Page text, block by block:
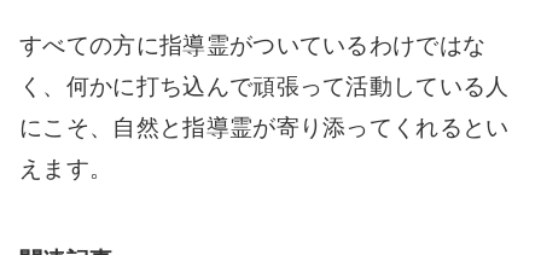
すべての方に指導霊がついているわけではな
く、何かに打ち込んで頑張って活動している人
にこそ、自然と指導霊が寄り添ってくれるとい
えます。